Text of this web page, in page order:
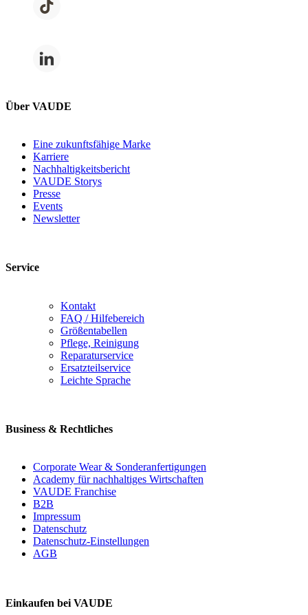
Über VAUDE
Eine zukunftsfähige Marke
Karriere
Nachhaltigkeitsbericht
VAUDE Storys
Presse
Events
Newsletter
Service
Kontakt
FAQ / Hilfebereich
Größentabellen
Pflege, Reinigung
Reparaturservice
Ersatzteilservice
Leichte Sprache
Business & Rechtliches
Corporate Wear & Sonderanfertigungen
Academy für nachhaltiges Wirtschaften
VAUDE Franchise
B2B
Impressum
Datenschutz
Datenschutz-Einstellungen
AGB
Einkaufen bei VAUDE